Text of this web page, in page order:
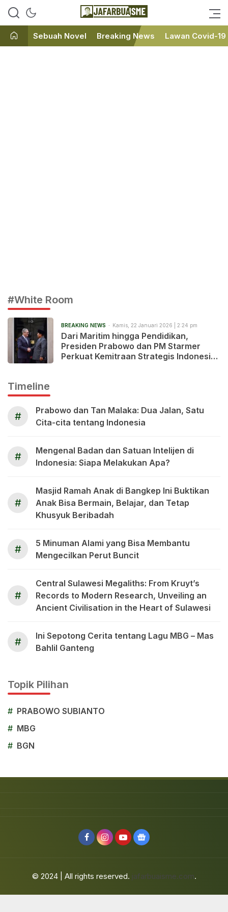
JafarBua
Ini bukan Media Online, Ini
Sebuah Novel Breaking News Lawan Covid-19
#White Room
BREAKING NEWS Kamis, 22 Januari 2026 | 2:24 pm
Dari Maritim hingga Pendidikan,
Presiden Prabowo dan PM Starmer
Perkuat Kemitraan Strategis Indonesia
Timeline
#
Prabowo dan Tan Malaka: Dua Jalan, Satu
Cita-cita tentang Indonesia
#
Mengenal Badan dan Satuan Intelijen di
Indonesia: Siapa Melakukan Apa?
#
Masjid Ramah Anak di Bangkep Ini Buktikan
Anak Bisa Bermain, Belajar, dan Tetap
Khusyuk Beribadah
#
5 Minuman Alami yang Bisa Membantu
Mengecilkan Perut Buncit
#
Central Sulawesi Megaliths: From Kruyt’s
Records to Modern Research, Unveiling an
Ancient Civilisation in the Heart of Sulawesi
#
Ini Sepotong Cerita tentang Lagu MBG – Mas
Bahlil Ganteng
Topik Pilihan
# PRABOWO SUBIANTO
# MBG
# BGN
© 2024 | All rights reserved. jafarbuaisme.com.